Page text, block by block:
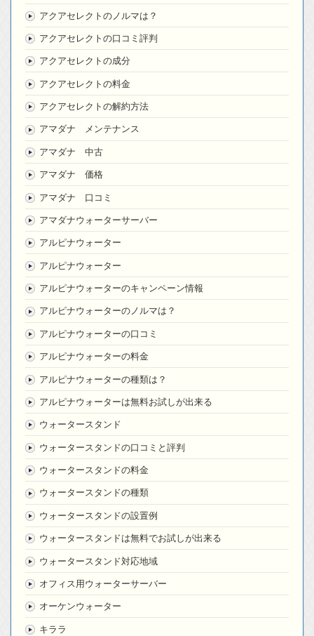
アクアセレクトのノルマは？
アクアセレクトの口コミ評判
アクアセレクトの成分
アクアセレクトの料金
アクアセレクトの解約方法
アマダナ メンテナンス
アマダナ 中古
アマダナ 価格
アマダナ 口コミ
アマダナウォーターサーバー
アルピナウォーター
アルピナウォーター
アルピナウォーターのキャンペーン情報
アルピナウォーターのノルマは？
アルピナウォーターの口コミ
アルピナウォーターの料金
アルピナウォーターの種類は？
アルピナウォーターは無料お試しが出来る
ウォータースタンド
ウォータースタンドの口コミと評判
ウォータースタンドの料金
ウォータースタンドの種類
ウォータースタンドの設置例
ウォータースタンドは無料でお試しが出来る
ウォータースタンド対応地域
オフィス用ウォーターサーバー
オーケンウォーター
キララ